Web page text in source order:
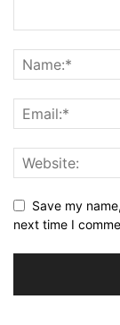
Save my
next time I